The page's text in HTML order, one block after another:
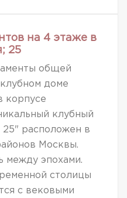
на 4 этаже в
25
общей
доме
корпусе
клубный
25" расположен в
Москвы.
между эпохами.
столицы
с вековыми